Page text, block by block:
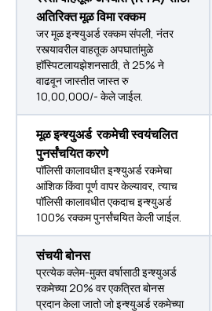
अतिरिक्त मूळ विमा रक्कम
जर मूळ इन्श्युअर्ड रक्कम संपली, नंतर
रस्त्यावरील वाहतूक अपघातांमुळे
हॉस्पिटलायझेशनसाठी, ते 25% ने
वाढवून जास्तीत जास्त रु
10,00,000/- केले जाईल.
मूळ इन्श्युअर्ड रकमेची स्वयंचलित
पुनर्संचयित करणे
पॉलिसी कालावधीत इन्श्युअर्ड रकमेचा
आंशिक किंवा पूर्ण वापर केल्यावर, त्याच
पॉलिसी कालावधीत एकदाच इन्श्युअर्ड
100% रक्कम पुनर्संचयित केली जाईल.
संचयी बोनस
प्रत्येक क्लेम-मुक्त वर्षासाठी इन्श्युअर्ड
रकमेच्या 20% वर एकत्रित बोनस
प्रदान केला जातो जो इन्श्युअर्ड रकमेच्या